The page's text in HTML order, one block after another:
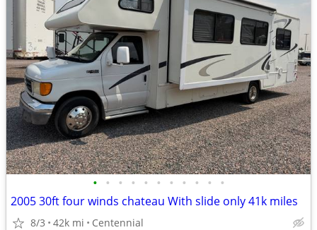
• • • • • • • • • • •
2005 30ft four winds chateau With slide only 41k miles
8/3 42k mi Centennial